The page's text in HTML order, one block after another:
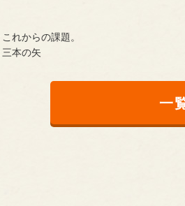
これからの課題。
三本の矢
一